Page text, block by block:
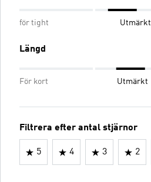
för tight Utmärkt
Längd
För kort Utmärkt
Filtrera efter antal stjärnor
5 4 3 2